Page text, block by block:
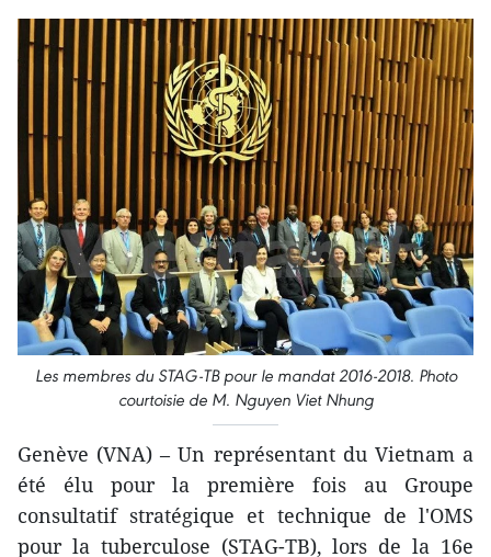
Les membres du STAG-TB pour le mandat 2016-2018. Photo
courtoisie de M. Nguyen Viet Nhung
Genève (VNA) – Un représentant du Vietnam a
été élu pour la première fois au Groupe
consultatif stratégique et technique de l'OMS
pour la tuberculose (STAG-TB), lors de la 16e